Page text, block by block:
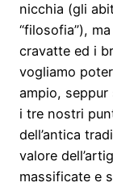
nicchia (gli
“filosofia”),
cravatte ed i
vogliamo
ampio,
i tre nostri
dell’antica
valore
massificate e